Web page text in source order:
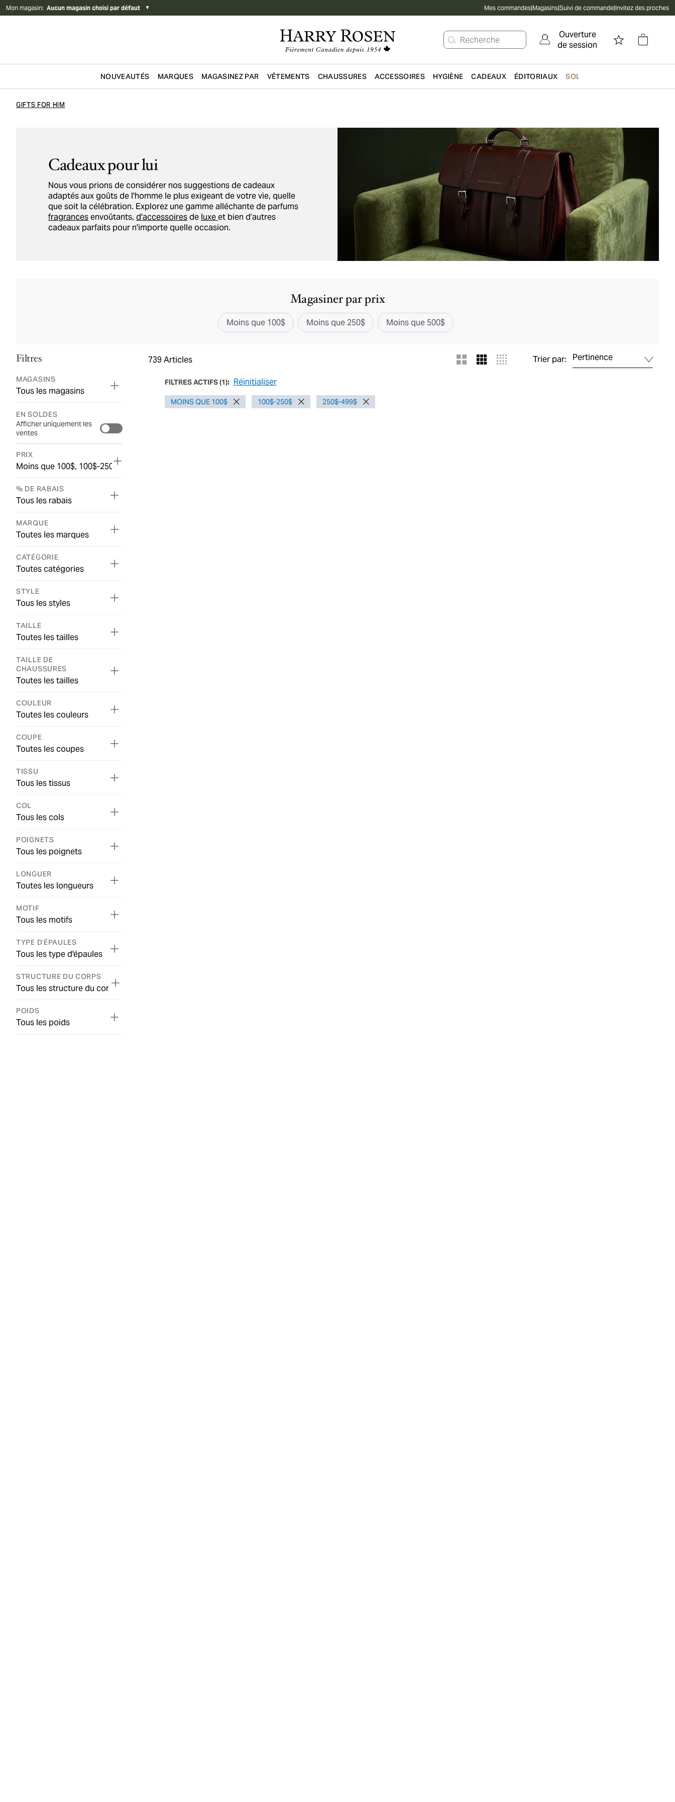
Mon magasin: Aucun magasin choisi par défaut ▼ Mes commandes|Magasins|Suivi de commande|Invitez des proches
Recherche
Ouverture
de session
Passer au contenu principal
NOUVEAUTÉS MARQUES MAGASINEZ PAR VÊTEMENTS CHAUSSURES ACCESSOIRES HYGIÈNE CADEAUX ÉDITORIAUX SOLDES
GIFTS FOR HIM
Cadeaux pour lui
Nous vous prions de considérer nos suggestions de cadeaux
adaptés aux goûts de l'homme le plus exigeant de votre vie, quelle
que soit la célébration. Explorez une gamme alléchante de parfums
fragrancesenvoûtants, d'accessoiresde luxeet bien d’autres
cadeaux parfaits pour n'importe quelle occasion.
Magasiner par prix
Moins que 100$ Moins que 250$ Moins que 500$
739 Articles Trier par: Pertinence
Filtres
MAGASINS
Tous les magasins
EN SOLDES
Afficher uniquement les
ventes
PRIX
Moins que 100$, 100$-250$, 250$-499$
% DE RABAIS
Tous les rabais
MARQUE
Toutes les marques
CATÉGORIE
Toutes catégories
STYLE
Tous les styles
TAILLE
Toutes les tailles
TAILLE DE
CHAUSSURES
Toutes les tailles
COULEUR
Toutes les couleurs
COUPE
Toutes les coupes
TISSU
Tous les tissus
COL
Tous les cols
POIGNETS
Tous les poignets
LONGUER
Toutes les longueurs
MOTIF
Tous les motifs
TYPE D'ÉPAULES
Tous les type d'épaules
STRUCTURE DU CORPS
Tous les structure du corps
POIDS
Tous les poids
FILTRES ACTIFS(1): Réinitialiser
MOINS QUE 100$ 100$-250$ 250$-499$